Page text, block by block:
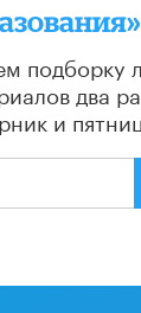
подборку
два
и